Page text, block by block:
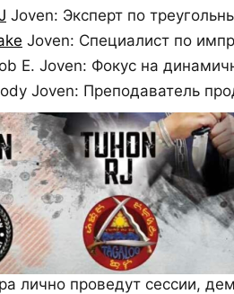
Joven: Эксперт по
Joven: Специалист по
E. Joven: Фокус на
Joven: Преподаватель
лично проведут сессии,